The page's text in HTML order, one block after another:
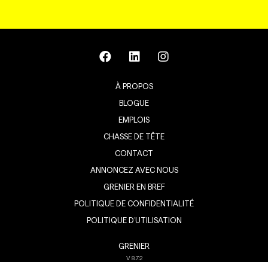
À PROPOS
BLOGUE
EMPLOIS
CHASSE DE TÊTE
CONTACT
ANNONCEZ AVEC NOUS
GRENIER EN BREF
POLITIQUE DE CONFIDENTIALITÉ
POLITIQUE D’UTILISATION
GRENIER
V8.7.2